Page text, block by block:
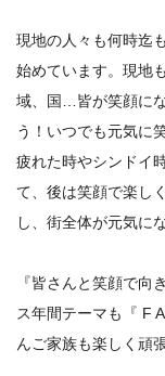
現地の人々も何時迄
始めています。現地
域、国…皆が笑顔に
う！いつでも元気に
疲れた時やシンドイ
て、後は笑顔で楽し
し、街全体が元気に
『皆さんと笑顔で向
ス年間テーマも『 F
んご家族も楽しく頑